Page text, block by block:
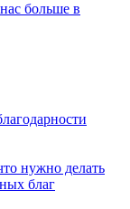
больше в
нужно делать
благ